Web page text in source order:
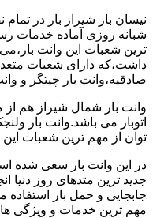
نیسان بار شیراز بار در
شبانه روزی آماده خدمات
ترین شعبات این وانت
داشت،که دارای شعبات
صادقیه،وانت بار چیتگر و
وانت بار شمال شیراز هم
اتوبار می باشد.وانت بار
توان از مهم ترین شعبات
در این وانت بار سعی شده
جدید ترین متدهای روز دنیا
جابجایی و حمل بار
مهم ترین خدمات و ویژگی